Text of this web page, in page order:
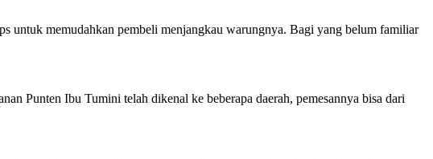
untuk memudahkan pembeli menjangkau warungnya. Bagi yang belum familiar
Punten Ibu Tumini telah dikenal ke beberapa daerah, pemesannya bisa dari